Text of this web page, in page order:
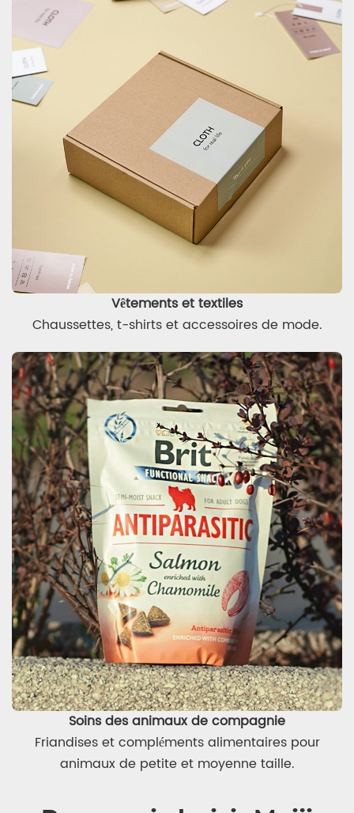
Vêtements et textiles
Chaussettes, t-shirts et accessoires de mode.
Soins des animaux de compagnie
Friandises et compléments alimentaires pour
animaux de petite et moyenne taille.